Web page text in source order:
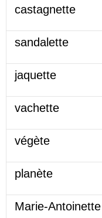
castagnette
sandalette
jaquette
vachette
végète
planète
Marie-Antoinette